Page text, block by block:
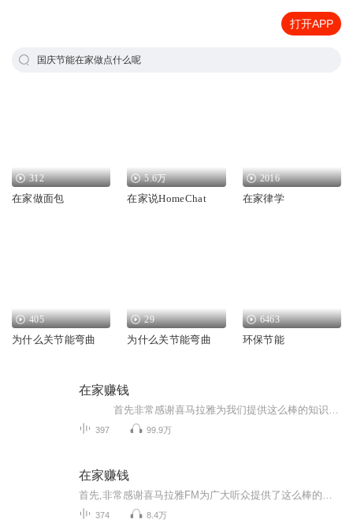
打开APP
国庆节能在家做点什么呢
312
在家做面包
5.6万
在家说HomeChat
2016
在家律学
405
为什么关节能弯曲
29
为什么关节能弯曲
6463
环保节能
在家赚钱
397 99.9万
在家赚钱
374 8.4万